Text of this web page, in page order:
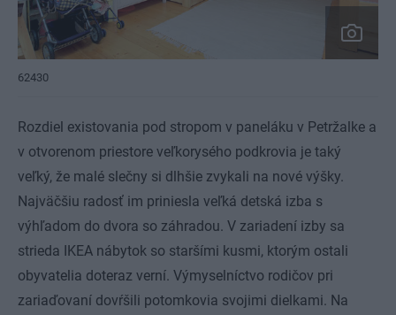
62430
Rozdiel existovania pod stropom v paneláku v Petržalke a
v otvorenom priestore veľkorysého podkrovia je taký
veľký, že malé slečny si dlhšie zvykali na nové výšky.
Najväčšiu radosť im priniesla veľká detská izba s
výhľadom do dvora so záhradou. V zariadení izby sa
strieda IKEA nábytok so staršími kusmi, ktorým ostali
obyvatelia doteraz verní. Výmyselníctvo rodičov pri
zariaďovaní dovŕšili potomkovia svojimi dielkami. Na